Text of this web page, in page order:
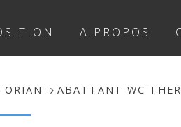
A PROPOS
ABATTANT WC